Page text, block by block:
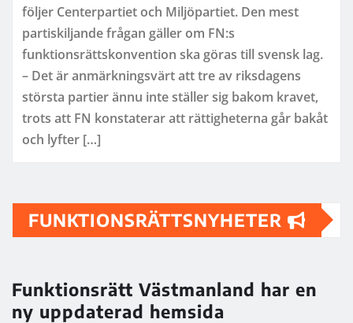
följer Centerpartiet och Miljöpartiet. Den mest
partiskiljande frågan gäller om FN:s
funktionsrättskonvention ska göras till svensk lag.
– Det är anmärkningsvärt att tre av riksdagens
största partier ännu inte ställer sig bakom kravet,
trots att FN konstaterar att rättigheterna går bakåt
och lyfter […]
FUNKTIONSRÄTTSNYHETER
Funktionsrätt Västmanland har en
ny uppdaterad hemsida